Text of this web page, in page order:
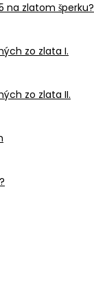
na zlatom šperku?
zo zlata I.
zo zlata II.